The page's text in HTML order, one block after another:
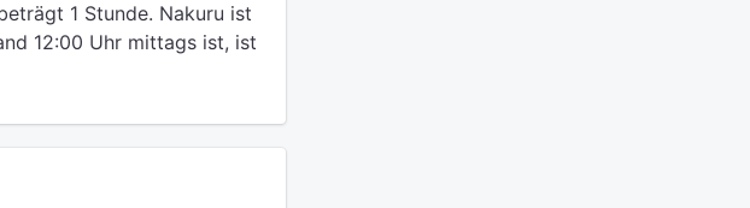
1 Stunde. Nakuru ist
12:00 Uhr mittags ist, ist